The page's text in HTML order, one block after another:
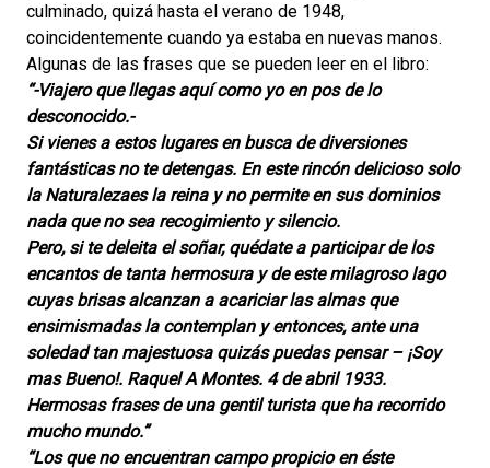
culminado, quizá hasta el verano de 1948,
coincidentemente cuando ya estaba en nuevas manos.
Algunas de las frases que se pueden leer en el libro:
“-Viajero que llegas aquí como yo en pos de lo
desconocido.-
Si vienes a estos lugares en busca de diversiones
fantásticas no te detengas. En este rincón delicioso solo
la Naturalezaes la reina y no permite en sus dominios
nada que no sea recogimiento y silencio.
Pero, si te deleita el soñar, quédate a participar de los
encantos de tanta hermosura y de este milagroso lago
cuyas brisas alcanzan a acariciar las almas que
ensimismadas la contemplan y entonces, ante una
soledad tan majestuosa quizás puedas pensar – ¡Soy
mas Bueno!. Raquel A Montes. 4 de abril 1933.
Hermosas frases de una gentil turista que ha recorrido
mucho mundo.”
“Los que no encuentran campo propicio en éste